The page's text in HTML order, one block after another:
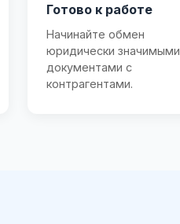
Готово к работе
Начинайте обмен
юридически значимыми
документами с
контрагентами.